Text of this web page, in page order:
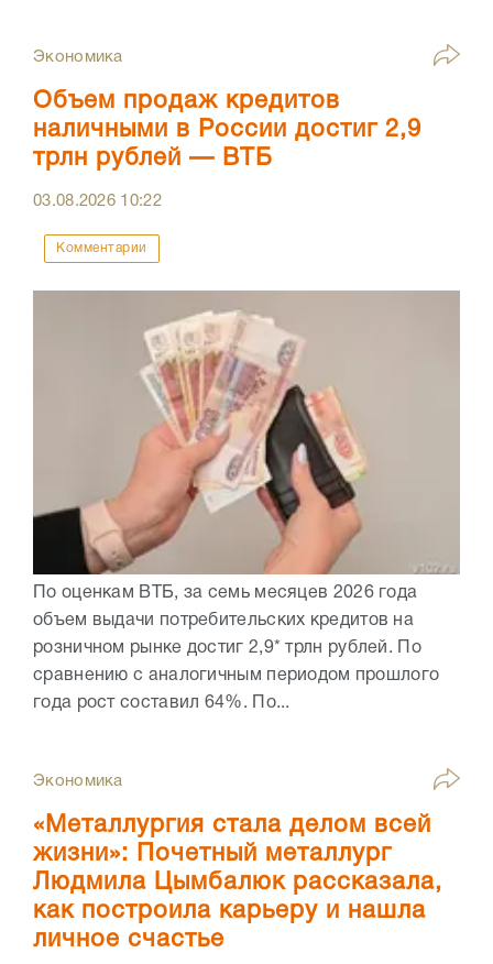
Экономика
Объем продаж кредитов
наличными в России достиг 2,9
трлн рублей — ВТБ
03.08.2026 10:22
Комментарии
По оценкам ВТБ, за семь месяцев 2026 года
объем выдачи потребительских кредитов на
розничном рынке достиг 2,9* трлн рублей. По
сравнению с аналогичным периодом прошлого
года рост составил 64%. По...
Экономика
«Металлургия стала делом всей
жизни»: Почетный металлург
Людмила Цымбалюк рассказала,
как построила карьеру и нашла
личное счастье